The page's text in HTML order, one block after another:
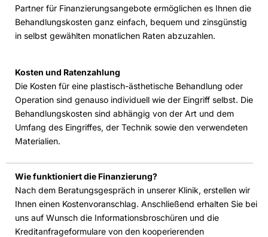
Partner für Finanzierungsangebote ermöglichen es Ihnen die
Behandlungskosten ganz einfach, bequem und zinsgünstig
in selbst gewählten monatlichen Raten abzuzahlen.
Kosten und Ratenzahlung
Die Kosten für eine plastisch-ästhetische Behandlung oder
Operation sind genauso individuell wie der Eingriff selbst. Die
Behandlungskosten sind abhängig von der Art und dem
Umfang des Eingriffes, der Technik sowie den verwendeten
Materialien.
Wie funktioniert die Finanzierung?
Nach dem Beratungsgespräch in unserer Klinik, erstellen wir
Ihnen einen Kostenvoranschlag. Anschließend erhalten Sie bei
uns auf Wunsch die Informationsbroschüren und die
Kreditanfrageformulare von den kooperierenden